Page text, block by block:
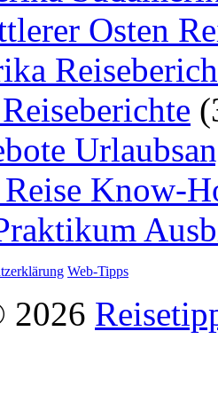
Osten
Know-
Web-Tipps
2026